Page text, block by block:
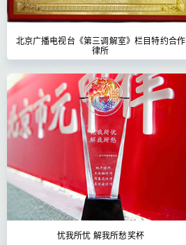
北京广播电视台《第三调解室》栏目特约合作
律所
忧我所忧 解我所愁奖杯